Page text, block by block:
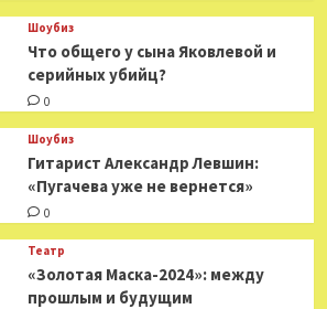
Шоубиз
Что общего у сына Яковлевой и
серийных убийц?
0
Шоубиз
Гитарист Александр Левшин:
«Пугачева уже не вернется»
0
Театр
«Золотая Маска-2024»: между
прошлым и будущим